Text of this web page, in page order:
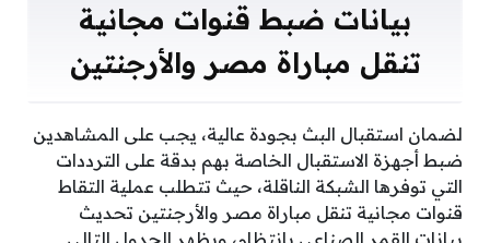
بيانات ضبط قنوات مجانية
تنقل مباراة مصر والأرجنتين
لضمان استقبال البث بجودة عالية، يجب على المشاهدين
ضبط أجهزة الاستقبال الخاصة بهم بدقة على الترددات
التي توفرها الشبكة الناقلة، حيث تتطلب عملية التقاط
قنوات مجانية تنقل مباراة مصر والأرجنتين تحديث